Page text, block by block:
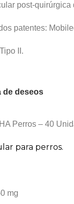
post-quirúrgica
patentes:
II.
de deseos
Perros – 40
para perros.
mg